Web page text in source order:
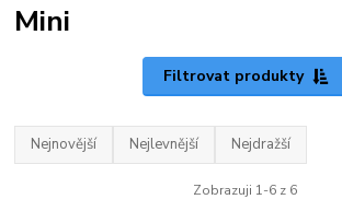
Mini
Filtrovat produkty
Nejnovější Nejlevnější Nejdražší
Zobrazuji 1-6 z 6